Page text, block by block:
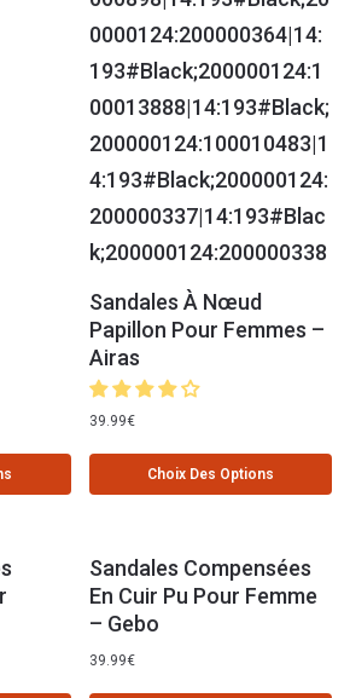
Sandales À Nœud
Papillon Pour Femmes –
Airas
39.99€
Choix Des Options
Sandales Compensées
En Cuir Pu Pour Femme
– Gebo
39.99€